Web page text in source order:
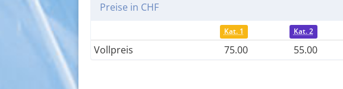
Preise in CHF
Kat. 1 Kat. 2
Vollpreis 75.00 55.00